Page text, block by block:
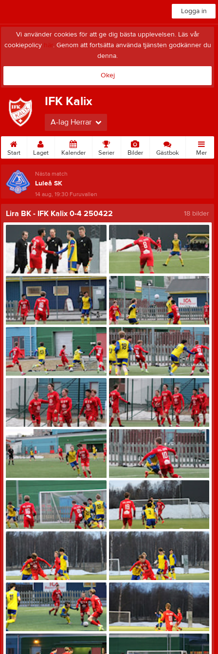
Logga in
Vi använder cookies för att ge dig bästa upplevelsen. Läs vår
cookiepolicy här. Genom att fortsätta använda tjänsten godkänner du
denna.
Okej
IFK Kalix
A-lag Herrar
Start Laget Kalender Serier Bilder Gästbok Mer
Nästa match
Luleå SK
14 aug, 19:30 Furuvallen
Lira BK - IFK Kalix 0-4 250422 18 bilder